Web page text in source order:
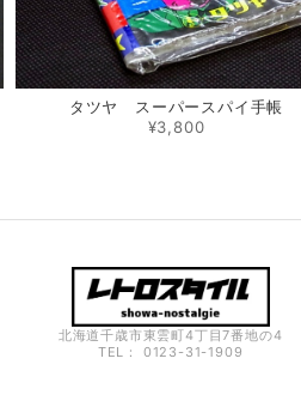
タツヤ スーパースパイ手帳
¥3,800
北海道千歳市東雲町4丁目7番地の4
TEL： 0123-31-1909